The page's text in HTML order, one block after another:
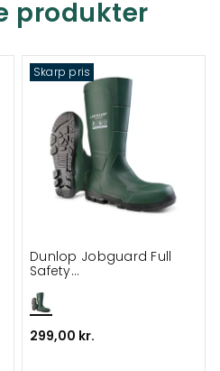
produkter
Skarp pris
Dunlop Jobguard Full
Safety
S5
299,00 kr.